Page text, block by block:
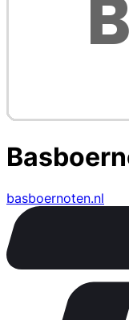
basboernoten.nl